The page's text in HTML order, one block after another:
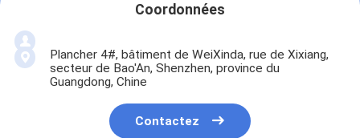
Coordonnées
Plancher 4#, bâtiment de WeiXinda, rue de Xixiang,
secteur de Bao'An, Shenzhen, province du
Guangdong, Chine
Contactez